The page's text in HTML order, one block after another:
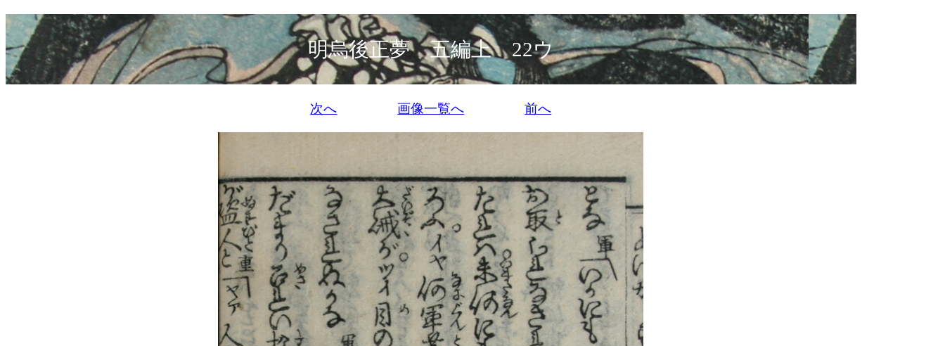
明烏後正夢 五編上 22ウ
次へ 画像一覧へ 前へ